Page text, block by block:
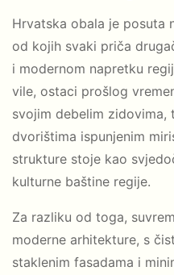
Hrvatska obala je posuta
od kojih svaki priča
i modernom napretku
vile, ostaci prošlog
svojim debelim
dvorištima ispunjenim
strukture stoje kao
kulturne baštine regije.
Za razliku od toga,
moderne arhitekture, s
staklenim fasadama i